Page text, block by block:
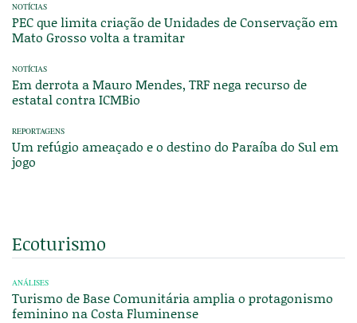
NOTÍCIAS
PEC que limita criação de Unidades de Conservação em
Mato Grosso volta a tramitar
NOTÍCIAS
Em derrota a Mauro Mendes, TRF nega recurso de
estatal contra ICMBio
REPORTAGENS
Um refúgio ameaçado e o destino do Paraíba do Sul em
jogo
Ecoturismo
ANÁLISES
Turismo de Base Comunitária amplia o protagonismo
feminino na Costa Fluminense